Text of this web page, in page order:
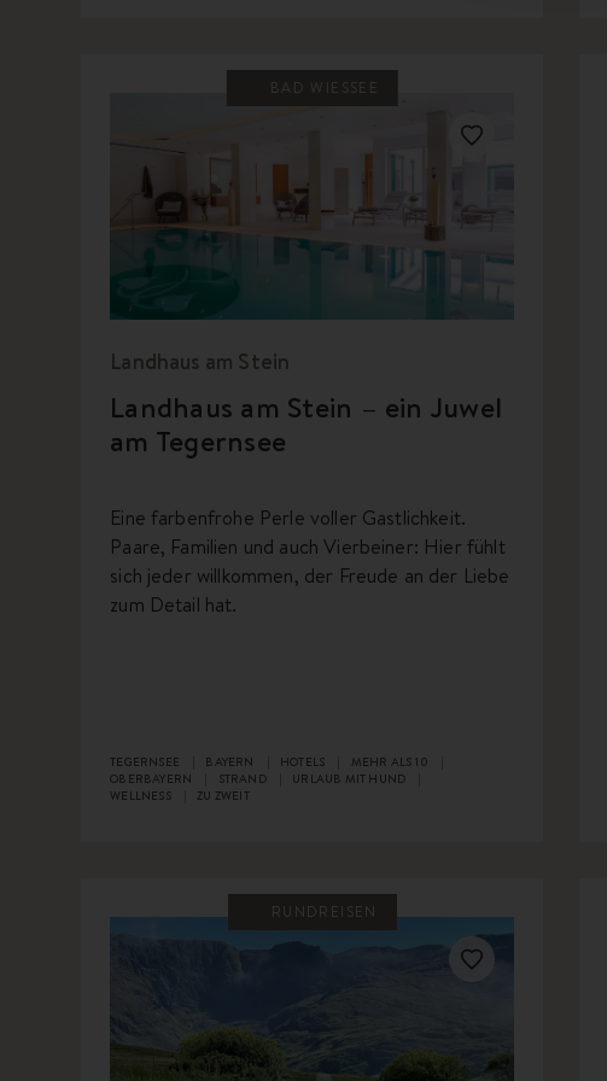
BAD WIESSEE
Landhaus am Stein
Landhaus am Stein – ein Juwel
am Tegernsee
Eine farbenfrohe Perle voller Gastlichkeit.
Paare, Familien und auch Vierbeiner: Hier fühlt
sich jeder willkommen, der Freude an der Liebe
zum Detail hat.
TEGERNSEE BAYERN HOTELS
MEHR ALS 10
OBERBAYERN
STRAND
URLAUB MIT HUND
WELLNESS
ZU ZWEIT
RUNDREISEN